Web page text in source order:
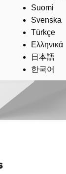
Suomi
Svenska
Türkçe
Ελληνικά
日本語
한국어